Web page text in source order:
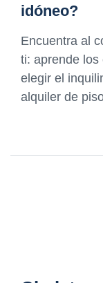
idóneo?
Encuentra al
ti: aprende los
elegir el
alquiler de